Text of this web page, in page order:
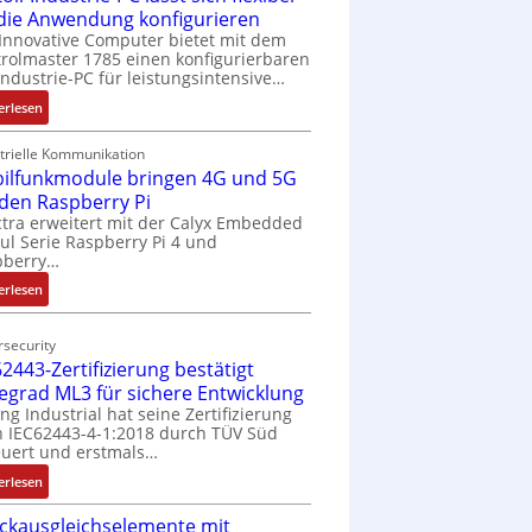
Anwendung konfigurieren
Computer bietet mit dem
1785 einen konfigurierbaren
PC für leistungsintensive…
:
1
9
-
Z
o
l
l
-
I
d
u
s
t
r
i
e
Kommunikation
bringen 4G und 5G
Raspberry Pi
erweitert mit der Calyx Embedded
Serie Raspberry Pi 4 und
:
M
b
i
l
f
u
n
k
Zertifizierung bestätigt
ML3 für sichere Entwicklung
Industrial hat seine Zertifizierung
IEC62443-4-1:2018 durch TÜV Süd
und erstmals…
:
I
E
mit